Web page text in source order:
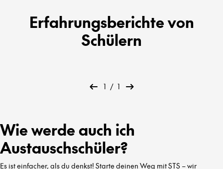
Erfahrungsberichte von
Schülern
1 / 1
Wie werde auch ich
Austauschschüler?
Es ist einfacher, als du denkst! Starte deinen Weg mit STS – wir